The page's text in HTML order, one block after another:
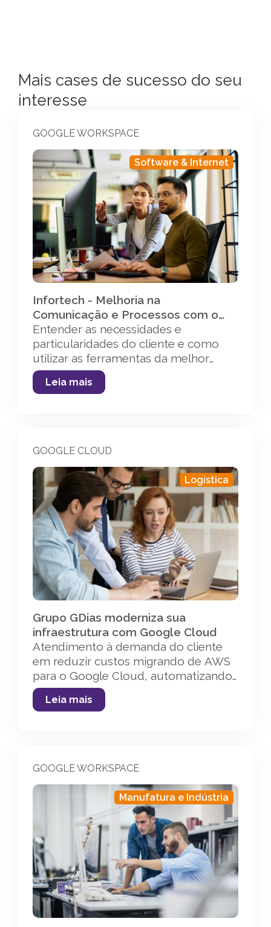
Mais cases de sucesso do seu
interesse
GOOGLE WORKSPACE
Software & Internet
Infortech - Melhoria na
Comunicação e Processos com o
Google Workspace
Entender as necessidades e
particularidades do cliente e como
utilizar as ferramentas da melhor
forma possível e integrá-las no dia a
dia da equipe, melhorando o fluxo de
Leia mais
GOOGLE CLOUD
Logística
Grupo GDias moderniza sua
infraestrutura com Google Cloud
Atendimento à demanda do cliente
em reduzir custos migrando de AWS
para o Google Cloud, automatizando
o processo de
transferência dos dados e das
Leia mais
GOOGLE WORKSPACE
Manufatura e Indústria